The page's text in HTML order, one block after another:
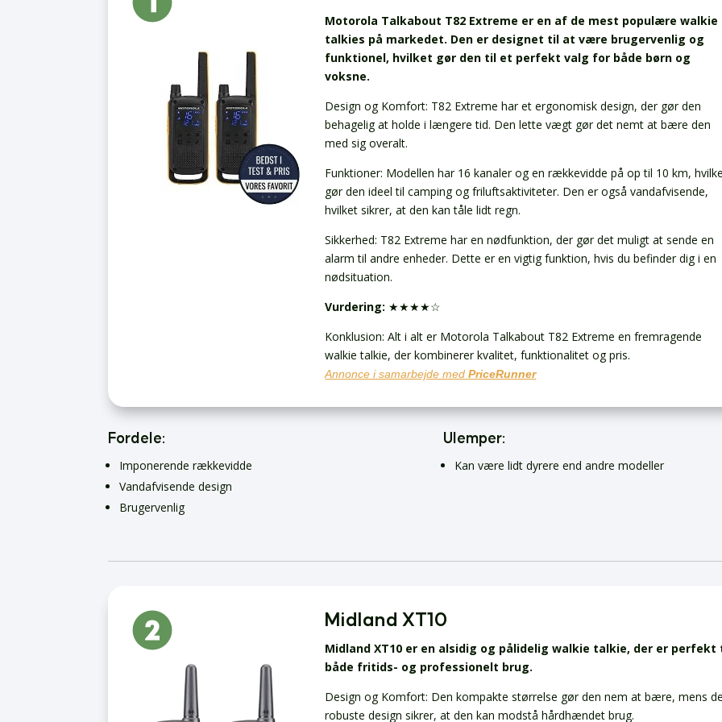
Motorola Talkabout T82 Extreme er en af de mest populære walkie
talkies på markedet. Den er designet til at være brugervenlig og
funktionel, hvilket gør den til et perfekt valg for både børn og
voksne.
Design og Komfort: T82 Extreme har et ergonomisk design, der gør den
behagelig at holde i længere tid. Den lette vægt gør det nemt at bære den
med sig overalt.
Funktioner: Modellen har 16 kanaler og en rækkevidde på op til 10 km,
gør den ideel til camping og friluftsaktiviteter. Den er også vandafvisende,
hvilket sikrer, at den kan tåle lidt regn.
Sikkerhed: T82 Extreme har en nødfunktion, der gør det muligt at sende en
alarm til andre enheder. Dette er en vigtig funktion, hvis du befinder dig i en
nødsituation.
Vurdering: ★★★★☆
Konklusion: Alt i alt er Motorola Talkabout T82 Extreme en fremragende
walkie talkie, der kombinerer kvalitet, funktionalitet og pris.
Annonce i samarbejde medPriceRunner
Fordele:
Imponerende rækkevidde
Vandafvisende design
Brugervenlig
Ulemper:
Kan være lidt dyrere end andre modeller
Midland XT10
Midland XT10 er en alsidig og pålidelig walkie talkie, der er perfekt
både fritids- og professionelt brug.
Design og Komfort: Den kompakte størrelse gør den nem at bære, mens
robuste design sikrer, at den kan modstå hårdhændet brug.